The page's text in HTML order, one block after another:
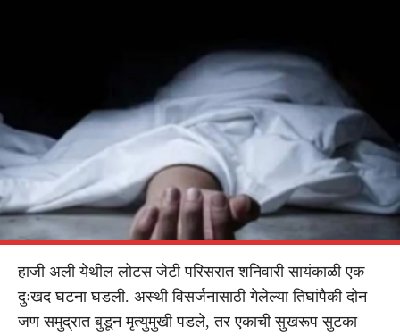
हाजी अली येथील लोटस जेटी परिसरात शनिवारी सायंकाळी एक
दुःखद घटना घडली. अस्थी विसर्जनासाठी गेलेल्या तिघांपैकी दोन
जण समुद्रात बुडून मृत्युमुखी पडले, तर एकाची सुखरूप सुटका